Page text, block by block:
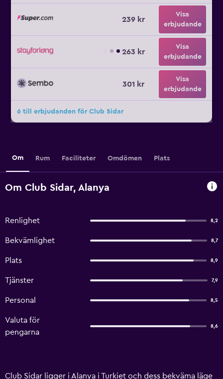
239 kr
Visa
erbjudande
263 kr
Visa
erbjudande
301 kr
Visa
erbjudande
6 till erbjudanden för Club Sidar
Om Rum Faciliteter Omdömen Plats
Om Club Sidar, Alanya
Renlighet 8,2
Bekvämlighet 8,7
Plats 8,9
Tjänster 7,9
Personal 8,5
Valuta för
pengarna
8,6
Club Sidar ligger i Alanya i Turkiet och dess bekväma läge